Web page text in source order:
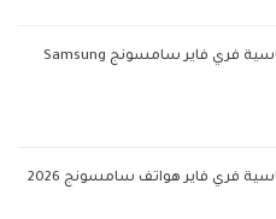
أفضل إعدادات الحساسية فري فاير سامسونج Samsung
فري فاير هواتف سامسونج 2026